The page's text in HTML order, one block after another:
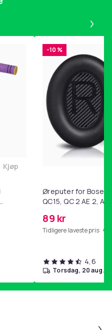
Legg Magetrener, 6-rørs
Kjøp
-10 %
Øreputer for Bose
QC15, QC 2 AE 2, AE
89 kr
Tidligere laveste pris: 99
4,6
torsdag, 20 aug.